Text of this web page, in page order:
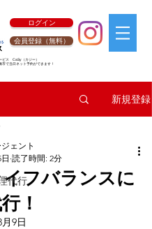
ログイン
会員登録（無料）
ビス CaSy （カジー）
で当日ネット予約ができます！
新規登録
代行フバランスに
！
ェント
読了時間: 2分
9日